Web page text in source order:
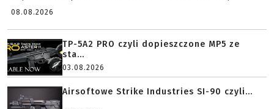
08.08.2026
TP-5A2 PRO czyli dopieszczone MP5 ze
sta...
03.08.2026
Airsoftowe Strike Industries SI-90 czyli...